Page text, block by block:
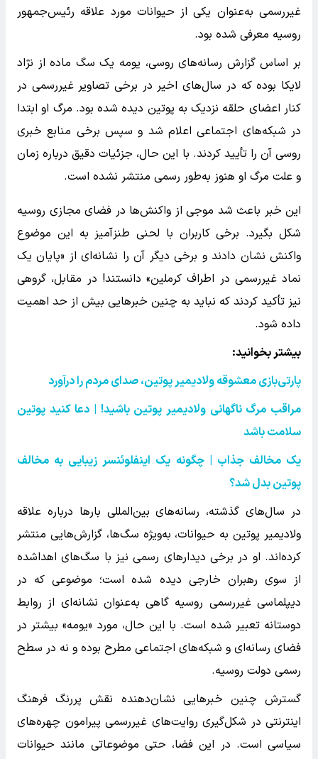
غیررسمی به‌عنوان یکی از حیوانات مورد علاقه رئیس‌جمهور
روسیه معرفی شده بود.
بر اساس گزارش رسانه‌های روسی، یومه یک سگ ماده از نژاد
لایکا بوده که در سال‌های اخیر در برخی تصاویر غیررسمی در
کنار اعضای حلقه نزدیک به پوتین دیده شده بود. مرگ او ابتدا
در شبکه‌های اجتماعی اعلام شد و سپس برخی منابع خبری
روسی آن را تأیید کردند. با این حال، جزئیات دقیق درباره زمان
و علت مرگ او هنوز به‌طور رسمی منتشر نشده است.
این خبر باعث شد موجی از واکنش‌ها در فضای مجازی روسیه
شکل بگیرد. برخی کاربران با لحنی طنزآمیز به این موضوع
واکنش نشان دادند و برخی دیگر آن را نشانه‌ای از «پایان یک
نماد غیررسمی در اطراف کرملین» دانستند! در مقابل، گروهی
نیز تأکید کردند که نباید به چنین خبرهایی بیش از حد اهمیت
داده شود.
بیشتر بخوانید:
پارتی‌بازی معشوقه ولادیمیر پوتین، صدای مردم را درآورد
مراقب مرگ ناگهانی ولادیمیر پوتین باشید! | دعا کنید پوتین
سلامت باشد
یک مخالف جذاب | چگونه یک اینفلوئنسر زیبایی به مخالف
پوتین بدل شد؟
در سال‌های گذشته، رسانه‌های بین‌المللی بارها درباره علاقه
ولادیمیر پوتین به حیوانات، به‌ویژه سگ‌ها، گزارش‌هایی منتشر
کرده‌اند. او در برخی دیدارهای رسمی نیز با سگ‌های اهداشده
از سوی رهبران خارجی دیده شده است؛ موضوعی که در
دیپلماسی غیررسمی روسیه گاهی به‌عنوان نشانه‌ای از روابط
دوستانه تعبیر شده است. با این حال، مورد «یومه» بیشتر در
فضای رسانه‌ای و شبکه‌های اجتماعی مطرح بوده و نه در سطح
رسمی دولت روسیه.
گسترش چنین خبرهایی نشان‌دهنده نقش پررنگ فرهنگ
اینترنتی در شکل‌گیری روایت‌های غیررسمی پیرامون چهره‌های
سیاسی است. در این فضا، حتی موضوعاتی مانند حیوانات